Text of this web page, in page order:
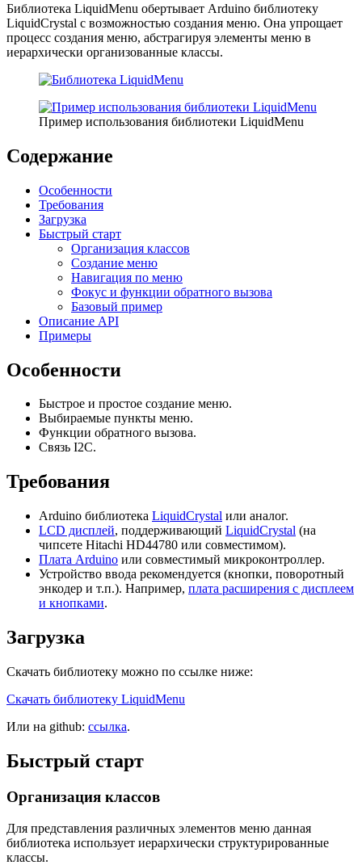
Библиотека LiquidMenu обертывает Arduino библиотеку
LiquidCrystal с возможностью создания меню. Она упрощает
процесс создания меню, абстрагируя элементы меню в
иерархически организованные классы.
Пример использования библиотеки LiquidMenu
Содержание
Особенности
Требования
Загрузка
Быстрый старт
Организация классов
Создание меню
Навигация по меню
Фокус и функции обратного вызова
Базовый пример
Описание API
Примеры
Особенности
Быстрое и простое создание меню.
Выбираемые пункты меню.
Функции обратного вызова.
Связь I2C.
Требования
Arduino библиотека LiquidCrystal или аналог.
LCD дисплей, поддерживающий LiquidCrystal (на
чипсете Hitachi HD44780 или совместимом).
Плата Arduino или совместимый микроконтроллер.
Устройство ввода рекомендуется (кнопки, поворотный
энкодер и т.п.). Например, плата расширения с дисплеем
и кнопками.
Загрузка
Скачать библиотеку можно по ссылке ниже:
Скачать библиотеку LiquidMenu
Или на github: ссылка.
Быстрый старт
Организация классов
Для представления различных элементов меню данная
библиотека использует иерархически структурированные
классы.